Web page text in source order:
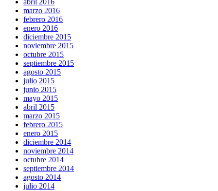
marzo 2016
febrero 2016
enero 2016
diciembre 2015
noviembre 2015
octubre 2015
septiembre 2015
agosto 2015
julio 2015
junio 2015
mayo 2015
abril 2015
marzo 2015
febrero 2015
enero 2015
diciembre 2014
noviembre 2014
octubre 2014
septiembre 2014
agosto 2014
julio 2014